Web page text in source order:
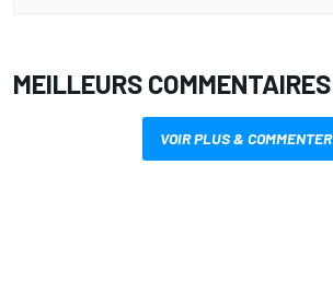
MEILLEURS COMMENTAIRES
VOIR PLUS & COMMENTER